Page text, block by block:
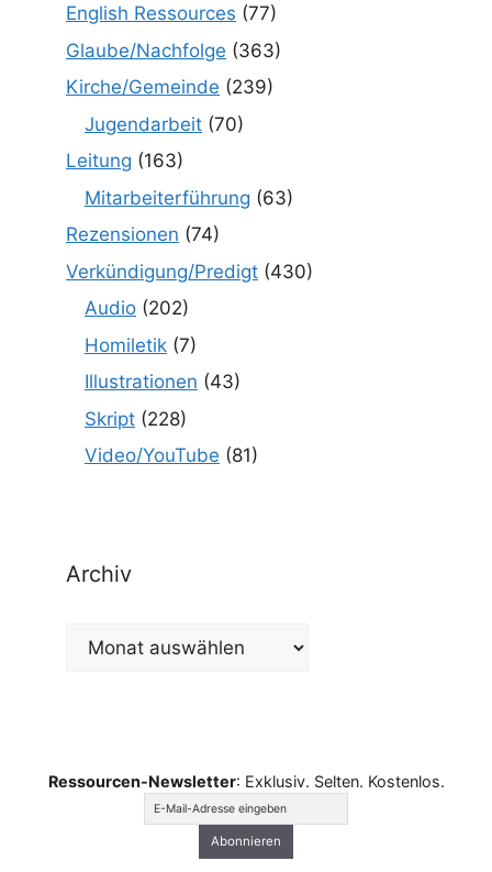
English Ressources (77)
Glaube/Nachfolge (363)
Kirche/Gemeinde (239)
Jugendarbeit (70)
Leitung (163)
Mitarbeiterführung (63)
Rezensionen (74)
Verkündigung/Predigt (430)
Audio (202)
Homiletik (7)
Illustrationen (43)
Skript (228)
Video/YouTube (81)
Archiv
Archiv
Ressourcen-Newsletter: Exklusiv. Selten. Kostenlos.